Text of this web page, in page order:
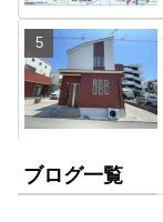
ブログ一覧